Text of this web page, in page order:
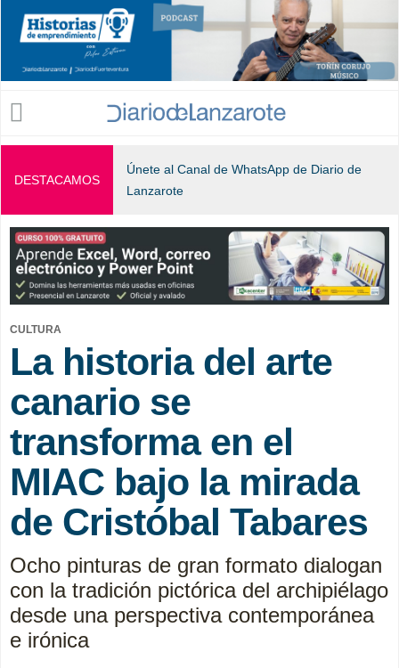
Jump to navigation
DESTACAMOS
Únete al Canal de WhatsApp de Diario de
Lanzarote
CULTURA
La historia del arte
canario se
transforma en el
MIAC bajo la mirada
de Cristóbal Tabares
Ocho pinturas de gran formato dialogan
con la tradición pictórica del archipiélago
desde una perspectiva contemporánea
e irónica